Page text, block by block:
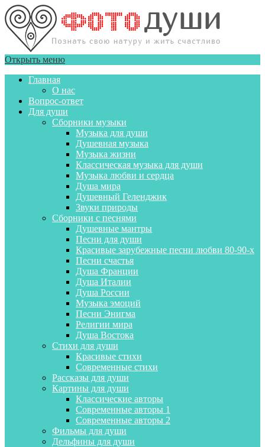
Открыть меню
Главная
О нас
Вопрос-ответ
Для души
Сборники музыки
Музыка для души
Душевная музыка
Музыка жизни
Классическая музыка для души
Музыка любви и сердца
Душа мира
Душевный Геленджик
Звуки природы
Сборники с песнями
Душевные мантры
Песни для души
Красивые зарубежные песни любви 80-90-х
Песни счастья
Душа Франции
Душа Италии
Душа России
Музыка эмоций
Песни Энигма
Религии мира
Душа Востока
Стихи для души
Красивые стихи
Современные стихи
Рассказы для души
Картины для души
Классические авторы
Современные авторы 1
Современные авторы 2
Фильмы для души
Дельфины для души